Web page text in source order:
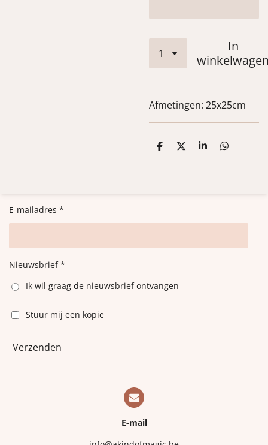
In
Afmetingen: 25x25cm
D
D
S
D
E-mailadres *
Nieuwsbrief *
Ik wil graag de nieuwsbrief ontvangen
Stuur mij een kopie
Verzenden
E-mail